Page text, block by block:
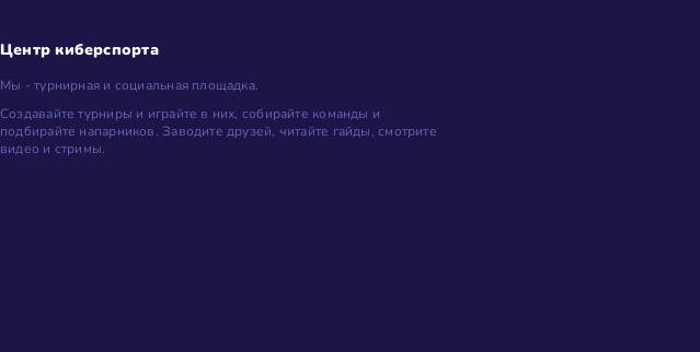
Центр киберспорта
Мы - турнирная и социальная площадка.
Создавайте турниры и играйте в них, собирайте команды и
подбирайте напарников. Заводите друзей, читайте гайды, смотрите
видео и стримы.